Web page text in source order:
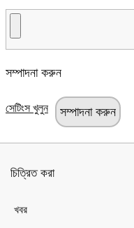
সম্পাদনা করুন
সেটিংস খুলুন
চিত্রিত করা
খবর